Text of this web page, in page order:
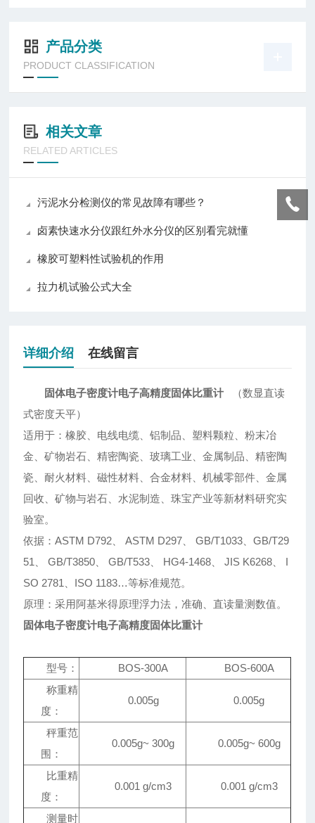
产品分类
PRODUCT CLASSIFICATION
相关文章
RELATED ARTICLES
污泥水分检测仪的常见故障有哪些？
卤素快速水分仪跟红外水分仪的区别看完就懂
橡胶可塑料性试验机的作用
拉力机试验公式大全
详细介绍 在线留言
固体电子密度计电子高精度固体比重计 （数显直读
式密度天平）
适用于：橡胶、电线电缆、铝制品、塑料颗粒、粉末冶
金、矿物岩石、精密陶瓷、玻璃工业、金属制品、精密陶
瓷、耐火材料、磁性材料、合金材料、机械零部件、金属
回收、矿物与岩石、水泥制造、珠宝产业等新材料研究实
验室。
依据：ASTM D792、 ASTM D297、 GB/T1033、GB/T29
51、 GB/T3850、 GB/T533、 HG4-1468、 JIS K6268、 I
SO 2781、ISO 1183…等标准规范。
原理：采用阿基米得原理浮力法，准确、直读量测数值。
固体电子密度计电子高精度固体比重计
型号： BOS-300A
BOS-600A
称重精
度：
0.005g 0.005g
秤重范
围：
0.005g~ 300g 0.005g~ 600g
比重精
度：
0.001 g/cm3 0.001 g/cm3
测量时